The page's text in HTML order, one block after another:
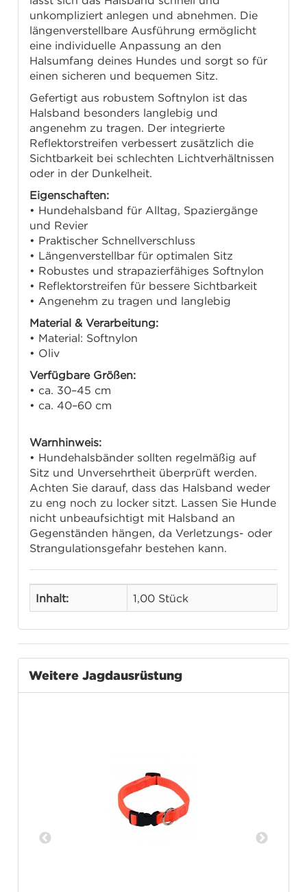
unkompliziert anlegen und abnehmen. Die
längenverstellbare Ausführung ermöglicht
eine individuelle Anpassung an den
Halsumfang deines Hundes und sorgt so für
einen sicheren und bequemen Sitz.
Gefertigt aus robustem Softnylon ist das
Halsband besonders langlebig und
angenehm zu tragen. Der integrierte
Reflektorstreifen verbessert zusätzlich die
Sichtbarkeit bei schlechten Lichtverhältnissen
oder in der Dunkelheit.
Eigenschaften:
• Hundehalsband für Alltag, Spaziergänge
und Revier
• Praktischer Schnellverschluss
• Längenverstellbar für optimalen Sitz
• Robustes und strapazierfähiges Softnylon
• Reflektorstreifen für bessere Sichtbarkeit
• Angenehm zu tragen und langlebig
Material & Verarbeitung:
• Material: Softnylon
• Oliv
Verfügbare Größen:
• ca. 30–45 cm
• ca. 40–60 cm
Warnhinweis:
• Hundehalsbänder sollten regelmäßig auf
Sitz und Unversehrtheit überprüft werden.
Achten Sie darauf, dass das Halsband weder
zu eng noch zu locker sitzt. Lassen Sie Hunde
nicht unbeaufsichtigt mit Halsband an
Gegenständen hängen, da Verletzungs- oder
Strangulationsgefahr bestehen kann.
Inhalt: 1,00 Stück
Weitere Jagdausrüstung